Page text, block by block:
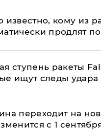
известно, кому из
продлят
ступень ракеты
ищут следы удара
переходит на
с 1